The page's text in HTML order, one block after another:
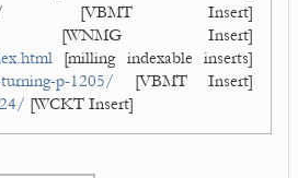
[VBMT Insert]
Insert]
[milling indexable inserts]
p-1205/ [VBMT Insert]
[WCKT Insert]